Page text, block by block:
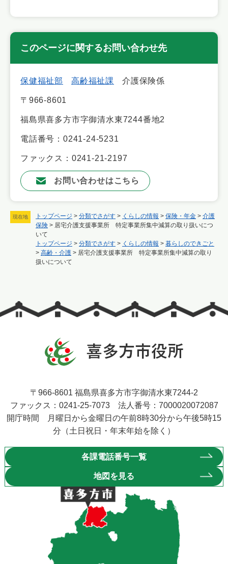
現在地 トップページ > 分類でさがす > くらしの情報 > 保険・年金 > 介護
保険 > 居宅介護支援事業所 特定事業所集中減算の取り扱いにつ
いて
トップページ > 分類でさがす > くらしの情報 > 暮らしのできごと
> 高齢・介護 > 居宅介護支援事業所 特定事業所集中減算の取り
扱いについて
このページに関するお問い合わせ先
保健福祉部 高齢福祉課 介護保険係
〒966-8601
福島県喜多方市字御清水東7244番地2
電話番号：0241-24-5231
ファックス：0241-21-2197
お問い合わせはこちら
〒966-8601 福島県喜多方市字御清水東7244-2
ファックス：0241-25-7073 法人番号：7000020072087
開庁時間 月曜日から金曜日の午前8時30分から午後5時15
分（土日祝日・年末年始を除く）
各課電話番号一覧
地図を見る